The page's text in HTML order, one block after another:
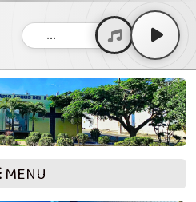
...
MENU